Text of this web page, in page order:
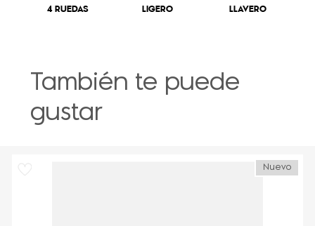
4 RUEDAS LIGERO LLAVERO
También te puede
gustar
Nuevo